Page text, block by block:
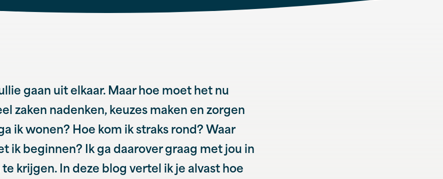
gaan uit elkaar. Maar hoe moet het nu
zaken nadenken, keuzes maken en zorgen
ik wonen? Hoe kom ik straks rond? Waar
ik beginnen? Ik ga daarover graag met jou in
krijgen. In deze blog vertel ik je alvast hoe